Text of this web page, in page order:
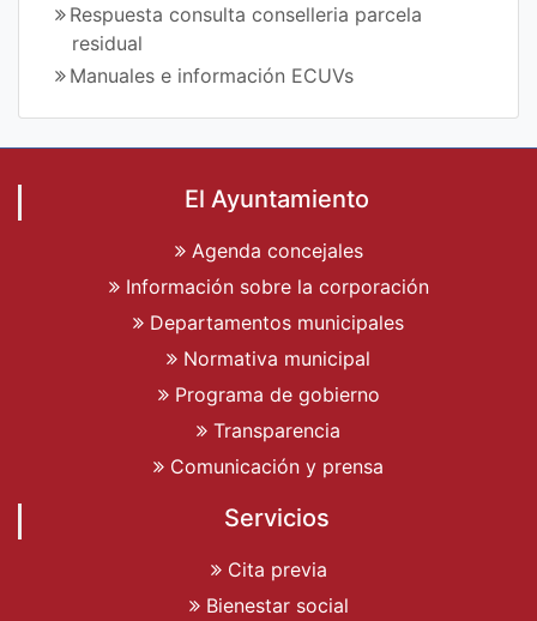
Respuesta consulta conselleria parcela
residual
Manuales e información ECUVs
El Ayuntamiento
Agenda concejales
Información sobre la corporación
Departamentos municipales
Normativa municipal
Programa de gobierno
Transparencia
Comunicación y prensa
Servicios
Cita previa
Bienestar social